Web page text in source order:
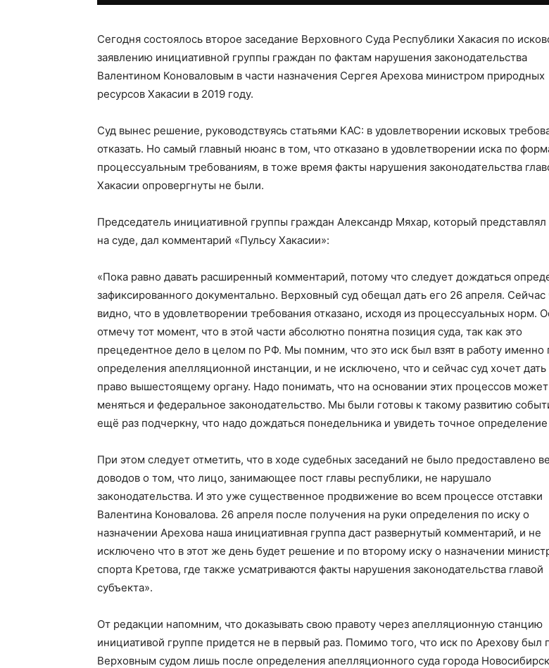
Сегодня состоялось второе заседание Верховного Суда Республики Хакасия по
заявлению инициативной группы граждан по фактам нарушения законодательства
Валентином Коноваловым в части назначения Сергея Арехова министром природных
ресурсов Хакасии в 2019 году.
Суд вынес решение, руководствуясь статьями КАС: в удовлетворении исковых
отказать. Но самый главный нюанс в том, что отказано в удовлетворении иска по
процессуальным требованиям, в тоже время факты нарушения законодательства
Хакасии опровергнуты не были.
Председатель инициативной группы граждан Александр Мяхар, который представлял
на суде, дал комментарий «Пульсу Хакасии»:
«Пока равно давать расширенный комментарий, потому что следует дождаться
зафиксированного документально. Верховный суд обещал дать его 26 апреля. Сейчас
видно, что в удовлетворении требования отказано, исходя из процессуальных норм.
отмечу тот момент, что в этой части абсолютно понятна позиция суда, так как это
прецедентное дело в целом по РФ. Мы помним, что это иск был взят в работу именно
определения апелляционной инстанции, и не исключено, что и сейчас суд хочет дать
право вышестоящему органу. Надо понимать, что на основании этих процессов может
меняться и федеральное законодательство. Мы были готовы к такому развитию
ещё раз подчеркну, что надо дождаться понедельника и увидеть точное определение
При этом следует отметить, что в ходе судебных заседаний не было предоставлено
доводов о том, что лицо, занимающее пост главы республики, не нарушало
законодательства. И это уже существенное продвижение во всем процессе отставки
Валентина Коновалова. 26 апреля после получения на руки определения по иску о
назначении Арехова наша инициативная группа даст развернутый комментарий, и не
исключено что в этот же день будет решение и по второму иску о назначении
спорта Кретова, где также усматриваются факты нарушения законодательства главой
субъекта».
От редакции напомним, что доказывать свою правоту через апелляционную станцию
инициативой группе придется не в первый раз. Помимо того, что иск по Арехову был
Верховным судом лишь после определения апелляционного суда города